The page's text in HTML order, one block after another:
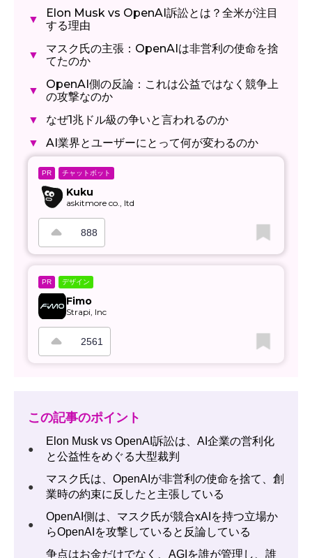
▼
Elon Musk vs OpenAI訴訟とは？全米が注目
する理由
▼
マスク氏の主張：OpenAIは非営利の使命を捨
てたのか
▼
OpenAI側の反論：これは公益ではなく競争上
の攻撃なのか
▼ なぜ1兆ドル級の争いと言われるのか
▼ AI業界とユーザーにとって何が変わるのか
PR チャットボット
Kuku
askitmore co., ltd
888
PR デザイン
Fimo
Strapi, Inc
2561
この記事のポイント
●
Elon Musk vs OpenAI訴訟は、AI企業の営利化
と公益性をめぐる大型裁判
●
マスク氏は、OpenAIが非営利の使命を捨て、創
業時の約束に反したと主張している
●
OpenAI側は、マスク氏が競合xAIを持つ立場か
らOpenAIを攻撃していると反論している
争点はお金だけでなく、AGIを誰が管理し、誰